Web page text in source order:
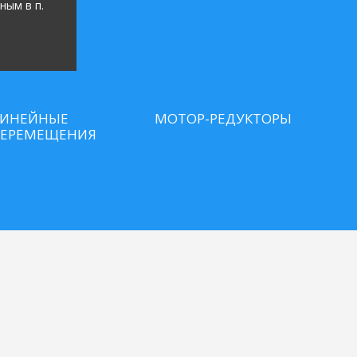
в п.
МОТОР-РЕДУКТОРЫ